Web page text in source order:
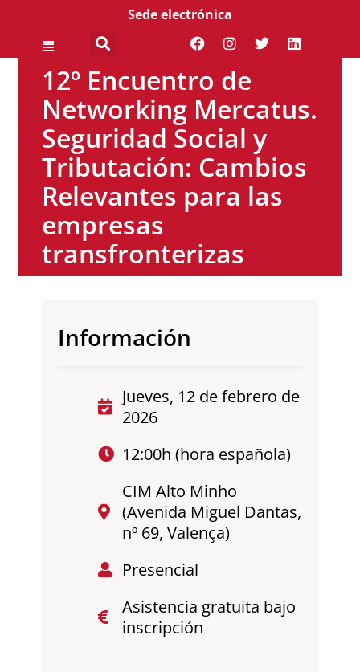
Sede electrónica
12º Encuentro de
Networking Mercatus.
Seguridad Social y
Tributación: Cambios
Relevantes para las
empresas
transfronterizas
Información
Jueves, 12 de febrero de
2026
12:00h (hora española)
CIM Alto Minho
(Avenida Miguel Dantas,
nº 69, Valença)
Presencial
Asistencia gratuita bajo
inscripción